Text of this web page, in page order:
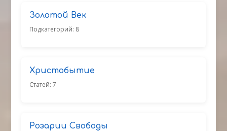
Золотой Век
Подкатегорий: 8
Христобытие
Статей: 7
Розарии Свободы